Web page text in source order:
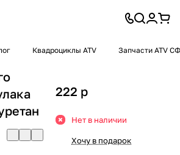
Квадроциклы ATV Запчасти ATV СФ
222 p
Нет в наличии
Хочу в подарок